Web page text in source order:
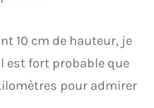
10 cm de hauteur, je
est fort probable que
pour admirer